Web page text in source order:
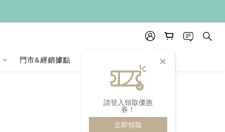
請登入領取優惠
券！
立即領取
門市&經銷據點